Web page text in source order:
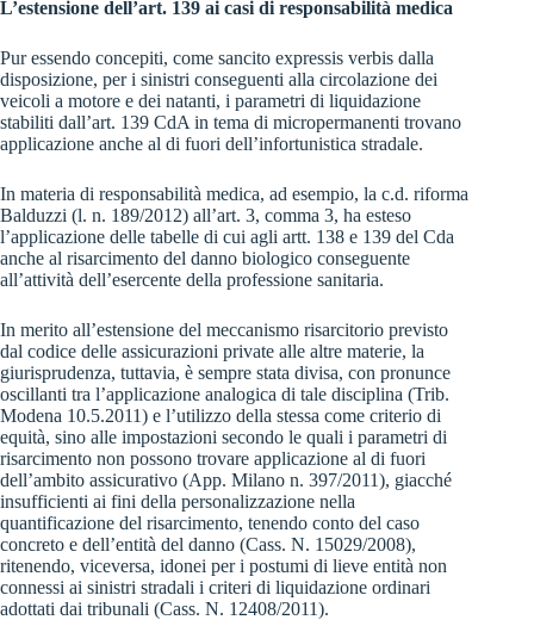
L’estensione dell’art. 139 ai casi di responsabilità medica
Pur essendo concepiti, come sancito expressis verbis dalla
disposizione, per i sinistri conseguenti alla circolazione dei
veicoli a motore e dei natanti, i parametri di liquidazione
stabiliti dall’art. 139 CdA in tema di micropermanenti trovano
applicazione anche al di fuori dell’infortunistica stradale.
In materia di responsabilità medica, ad esempio, la c.d. riforma
Balduzzi (l. n. 189/2012) all’art. 3, comma 3, ha esteso
l’applicazione delle tabelle di cui agli artt. 138 e 139 del Cda
anche al risarcimento del danno biologico conseguente
all’attività dell’esercente della professione sanitaria.
In merito all’estensione del meccanismo risarcitorio previsto
dal codice delle assicurazioni private alle altre materie, la
giurisprudenza, tuttavia, è sempre stata divisa, con pronunce
oscillanti tra l’applicazione analogica di tale disciplina (Trib.
Modena 10.5.2011) e l’utilizzo della stessa come criterio di
equità, sino alle impostazioni secondo le quali i parametri di
risarcimento non possono trovare applicazione al di fuori
dell’ambito assicurativo (App. Milano n. 397/2011), giacché
insufficienti ai fini della personalizzazione nella
quantificazione del risarcimento, tenendo conto del caso
concreto e dell’entità del danno (Cass. N. 15029/2008),
ritenendo, viceversa, idonei per i postumi di lieve entità non
connessi ai sinistri stradali i criteri di liquidazione ordinari
adottati dai tribunali (Cass. N. 12408/2011).